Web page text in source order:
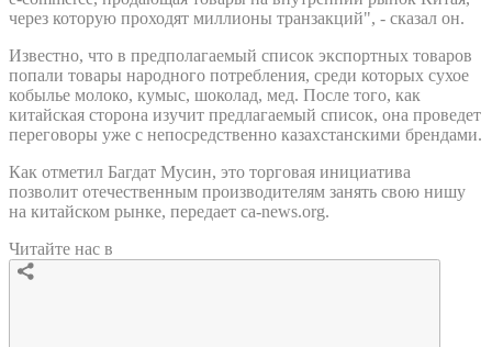
через которую проходят миллионы транзакций", - сказал он.
Известно, что в предполагаемый список экспортных товаров
попали товары народного потребления, среди которых сухое
кобылье молоко, кумыс, шоколад, мед. После того, как
китайская сторона изучит предлагаемый список, она проведет
переговоры уже с непосредственно казахстанскими брендами.
Как отметил Багдат Мусин, это торговая инициатива
позволит отечественным производителям занять свою нишу
на китайском рынке, передает ca-news.org.
Читайте нас в